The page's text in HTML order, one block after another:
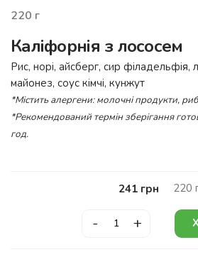
220 г
Каліфорнія з лососем
Рис, норі, айсберг, сир філадельфія,
майонез, соус кімчі, кунжут
*Містить алергени: молочні продукти,
*Рекомендований термін зберігання
год.
241 грн 220
- +